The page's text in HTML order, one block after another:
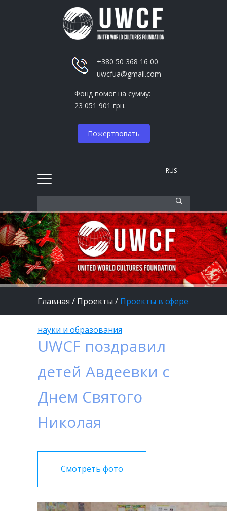
+380 50 368 16 00
uwcfua@gmail.com
Фонд помог на сумму:
23 051 901 грн.
Пожертвовать
Главная / Проекты / Проекты в сфере
науки и образования
UWCF поздравил
детей Авдеевки с
Днем Святого
Николая
Смотреть фото